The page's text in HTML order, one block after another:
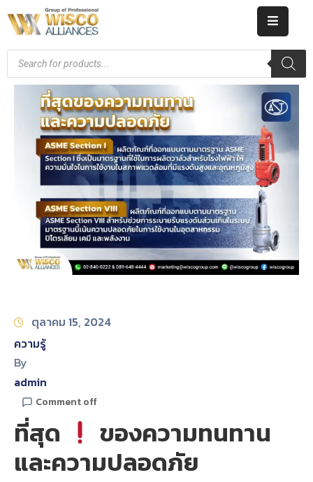
HOME
ABOUT
PRODUCT
CATALOG
KNOWLEDGE
CAREERS
CONTACT
ตุลาคม 15, 2024
ความรู้
By
admin
Comment off
ที่สุด ของความทนทาน
และความปลอดภัย